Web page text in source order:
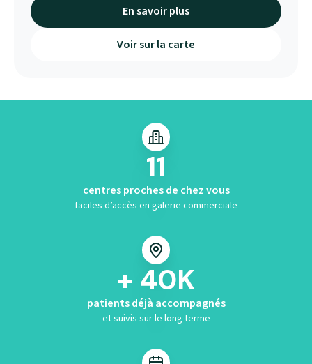
En savoir plus
Voir sur la carte
11
centres proches de chez vous
faciles d’accès en galerie commerciale
+ 40K
patients déjà accompagnés
et suivis sur le long terme